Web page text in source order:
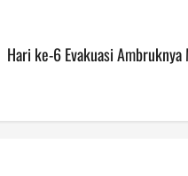
Hari ke-6 Evakuasi